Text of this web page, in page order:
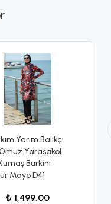
Yarım Balıkçı
Yarasakol
Burkini
Mayo D41
₺ 1,499.00